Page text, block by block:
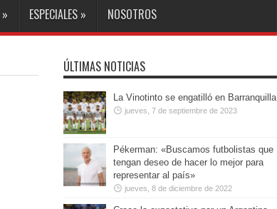
» ESPECIALES » NOSOTROS
ÚLTIMAS NOTICIAS
La Vinotinto se engatilló en Barranquilla
jueves, 7 de septiembre de 2023
Pékerman: «Buscamos futbolistas que
tengan deseo de hacer lo mejor para
representar al país»
jueves, 8 de diciembre de 2022